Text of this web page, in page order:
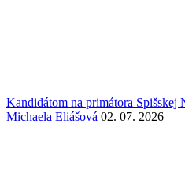
Kandidátom na primátora
Michaela Eliášová 02. 07. 2026